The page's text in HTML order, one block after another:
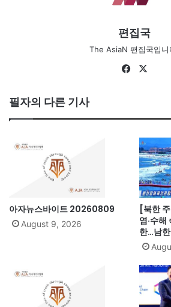
편집국
The AsiaN 편집국입니
Fa
필자의 다른 기사
아자뉴스바이트 20260809
August 9, 2026
[북한
염·수해
한…남한